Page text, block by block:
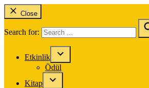
Close
Search for:
Etkinlik
Ödül
Kitap